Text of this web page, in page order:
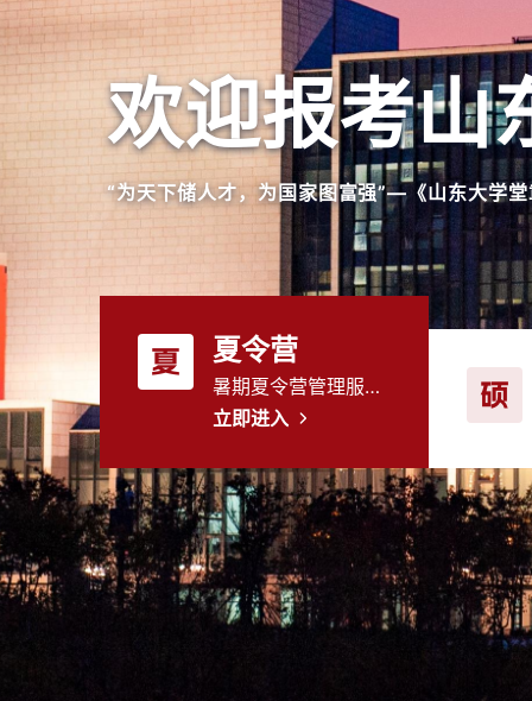
欢迎报考山
“为天下储人才，为国家图富强”—《山东大学
夏 夏令营
暑期夏令营管理服务平台
立即进入
硕